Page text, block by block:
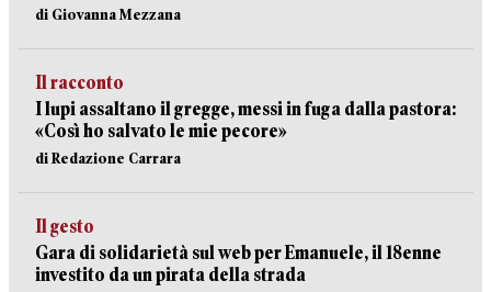
di Giovanna Mezzana
Il racconto
I lupi assaltano il gregge, messi in fuga dalla pastora:
«Così ho salvato le mie pecore»
di Redazione Carrara
Il gesto
Gara di solidarietà sul web per Emanuele, il 18enne
investito da un pirata della strada